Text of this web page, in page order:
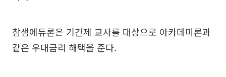
참샘에듀론은 기간제 교사를 대상으로 아카데미론과
같은 우대금리 해택을 준다.